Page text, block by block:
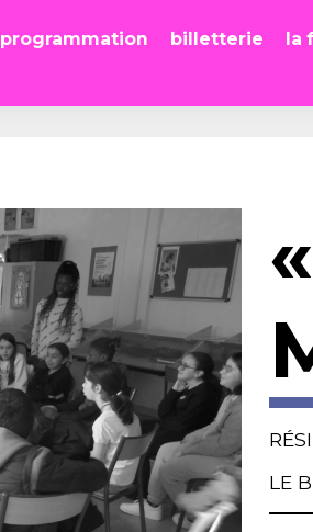
programmation billetterie la
LE